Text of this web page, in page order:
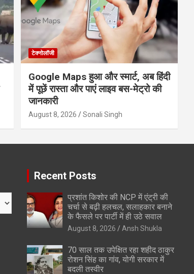
टेक्नोलॉजी
Google Maps हुआ और स्मार्ट, अब हिंदी
में पूछें रास्ता और पाएं लाइव बस-मेट्रो की
जानकारी
August 8, 2026 Sonali Singh
Recent Posts
प्रशांत किशोर की NCP में एंट्री की
चर्चा से बढ़ी हलचल, सलाहकार बनाने
के फैसले पर पार्टी में ही उठे सवाल
August 8, 2026 Ansh Shukla
70 साल तक उपेक्षित रहा शहीद ठाकुर
रोशन सिंह का गांव, योगी सरकार में
बदली तस्वीर